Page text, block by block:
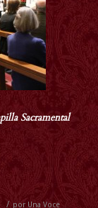
Sacramental
/ por Una Voce